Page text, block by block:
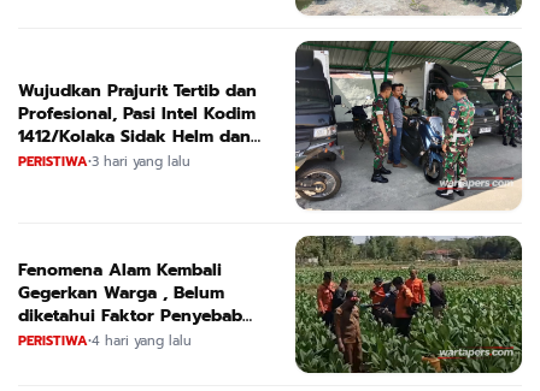
Wujudkan Prajurit Tertib dan
Profesional, Pasi Intel Kodim
1412/Kolaka Sidak Helm dan
Kendaraan
PERISTIWA•3 hari yang lalu
Fenomena Alam Kembali
Gegerkan Warga , Belum
diketahui Faktor Penyebab
Suara
PERISTIWA•4 hari yang lalu